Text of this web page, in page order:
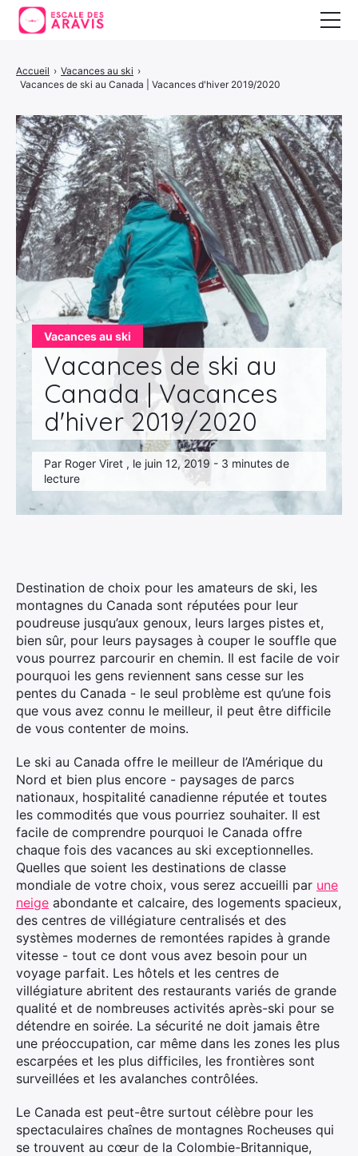
Vacances au ski
Vacances de ski au
Canada | Vacances
d'hiver 2019/2020
Par Roger Viret , le juin 12, 2019 - 3 minutes de
lecture
Accueil › Vacances au ski ›
Vacances de ski au Canada | Vacances d'hiver 2019/2020
Destination de choix pour les amateurs de ski, les
montagnes du Canada sont réputées pour leur
poudreuse jusqu’aux genoux, leurs larges pistes et,
bien sûr, pour leurs paysages à couper le souffle que
vous pourrez parcourir en chemin. Il est facile de voir
pourquoi les gens reviennent sans cesse sur les
pentes du Canada - le seul problème est qu’une fois
que vous avez connu le meilleur, il peut être difficile
de vous contenter de moins.
Le ski au Canada offre le meilleur de l’Amérique du
Nord et bien plus encore - paysages de parcs
nationaux, hospitalité canadienne réputée et toutes
les commodités que vous pourriez souhaiter. Il est
facile de comprendre pourquoi le Canada offre
chaque fois des vacances au ski exceptionnelles.
Quelles que soient les destinations de classe
mondiale de votre choix, vous serez accueilli par une
neige abondante et calcaire, des logements spacieux,
des centres de villégiature centralisés et des
systèmes modernes de remontées rapides à grande
vitesse - tout ce dont vous avez besoin pour un
voyage parfait. Les hôtels et les centres de
villégiature abritent des restaurants variés de grande
qualité et de nombreuses activités après-ski pour se
détendre en soirée. La sécurité ne doit jamais être
une préoccupation, car même dans les zones les plus
escarpées et les plus difficiles, les frontières sont
surveillées et les avalanches contrôlées.
Le Canada est peut-être surtout célèbre pour les
spectaculaires chaînes de montagnes Rocheuses qui
se trouvent au cœur de la Colombie-Britannique,
Vacances d’été
Vacances en Espagne